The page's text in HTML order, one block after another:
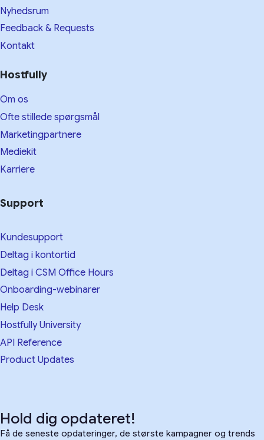
Nyhedsrum
Feedback & Requests
Kontakt
Hostfully
Om os
Ofte stillede spørgsmål
Marketingpartnere
Mediekit
Karriere
Support
Kundesupport
Deltag i kontortid
Deltag i CSM Office Hours
Onboarding-webinarer
Help Desk
Hostfully University
API Reference
Product Updates
Hold dig opdateret!
Få de seneste opdateringer, de største kampagner og trends